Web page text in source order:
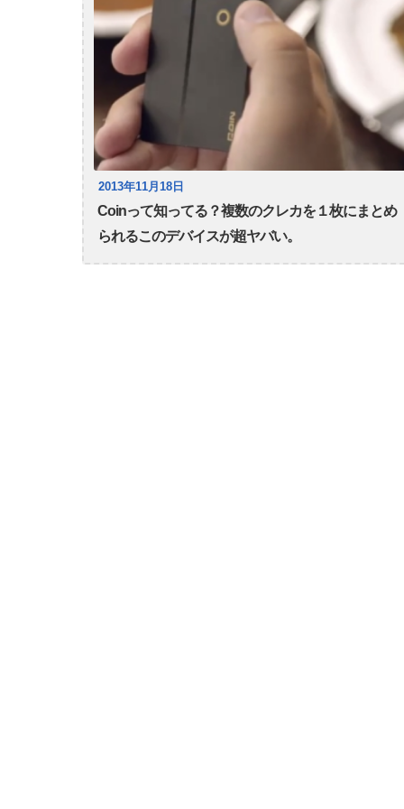
2013年11月18日
Coinって知ってる？複数のクレカを１枚にまとめ
られるこのデバイスが超ヤバい。